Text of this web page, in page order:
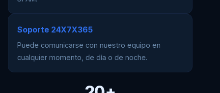
Soporte 24X7X365
Puede comunicarse con nuestro equipo en
cualquier momento, de día o de noche.